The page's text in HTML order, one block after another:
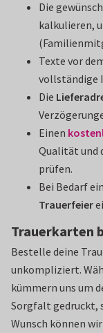
Die
kalkulieren,
Texte vor
vollständige
Die
Einen
Qualität und
prüfen.
Bei Bedarf
Trauerfeier
Trauerkarten
Bestelle deine
unkompliziert.
kümmern uns um
Sorgfalt gedruckt,
Wunsch können